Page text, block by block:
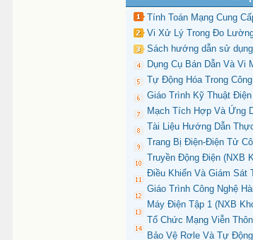
Tính Toán Mạng Cung
Vi Xử Lý Trong Đo
Sách hướng dẫn sử
Dụng Cụ Bán Dẫn Và Vi
Tự Động Hóa Trong
Giáo Trình Kỹ Thuật
Mạch Tích Hợp Và Ứng
Tài Liệu Hướng Dẫn
Trang Bị Điện-Điện Tử
Truyền Động Điện (NXB
Điều Khiển Và Giám Sát
Giáo Trình Công Nghệ
Máy Điện Tập 1 (NXB
Tổ Chức Mạng Viễn
Bảo Vệ Rơle Và Tự